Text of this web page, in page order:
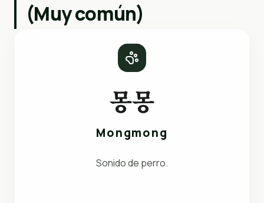
(Muy común)
몽몽
Mongmong
Sonido de perro.